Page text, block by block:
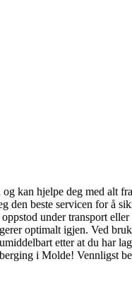
kan hjelpe deg med alt
den beste servicen for å
under transport
optimalt igjen. Ved
etter at du har
i Molde! Vennligst